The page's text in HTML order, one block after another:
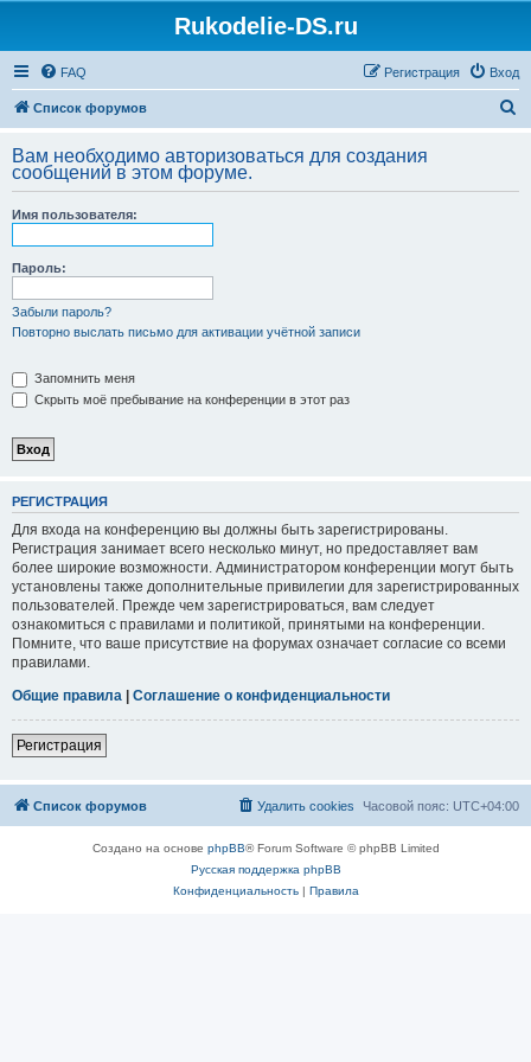
Rukodelie-DS.ru
FAQ Вход
Регистрация
Список форумов
с
Вам необходимо авторизоваться для создания
сообщений в этом форуме.
Имя пользователя:
Пароль:
Забыли пароль?
Повторно выслать письмо для активации учётной записи
Запомнить меня
Скрыть моё пребывание на конференции в этот раз
РЕГИСТРАЦИЯ
Для входа на конференцию вы должны быть зарегистрированы.
Регистрация занимает всего несколько минут, но предоставляет вам
более широкие возможности. Администратором конференции могут быть
установлены также дополнительные привилегии для зарегистрированных
пользователей. Прежде чем зарегистрироваться, вам следует
ознакомиться с правилами и политикой, принятыми на конференции.
Помните, что ваше присутствие на форумах означает согласие со всеми
правилами.
Общие правила | Соглашение о конфиденциальности
Регистрация
Список форумов Часовой пояс: UTC+04:00
Удалить cookies
Создано на основе phpBB® Forum Software © phpBB Limited
Русская поддержка phpBB
Конфиденциальность| Правила